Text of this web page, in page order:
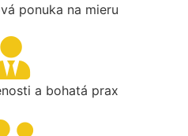
ponuka na mieru
a bohatá prax